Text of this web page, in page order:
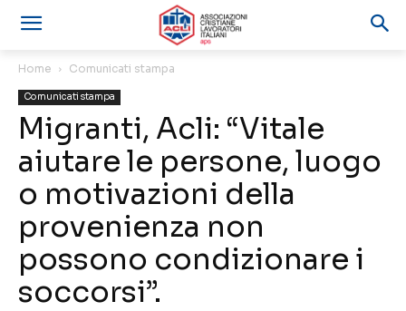
Home Comunicati stampa
Comunicati stampa
Migranti, Acli: “Vitale
aiutare le persone, luogo
o motivazioni della
provenienza non
possono condizionare i
soccorsi”.